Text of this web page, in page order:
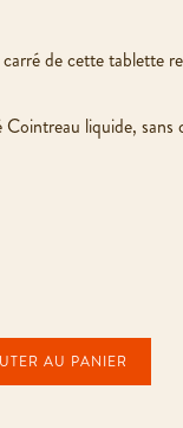
de cette tablette
liquide, sans
AU PANIER